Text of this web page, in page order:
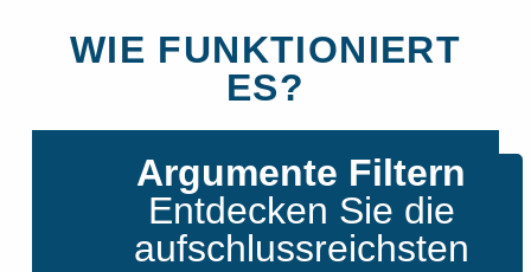
WIE FUNKTIONIERT
ES?
Argumente Filtern
Entdecken Sie die
aufschlussreichsten